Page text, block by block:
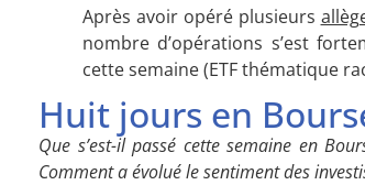
Après avoir opéré plusieurs
nombre d’opérations s’est
cette semaine (ETF thématique
Huit jours en
Que s’est-il passé cette semaine en
Comment a évolué le sentiment des